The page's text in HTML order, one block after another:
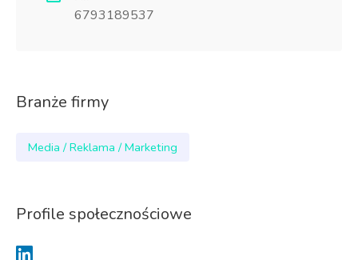
6793189537
Branże firmy
Media / Reklama / Marketing
Profile społecznościowe